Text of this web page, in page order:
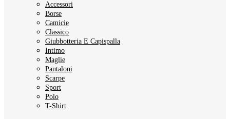
Accessori
Borse
Camicie
Classico
Giubbotteria E Capispalla
Intimo
Maglie
Pantaloni
Scarpe
Sport
Polo
T-Shirt